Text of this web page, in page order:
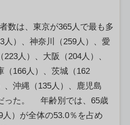
数は、東京が365人で最も多
人）、神奈川（259人）、愛
人）、大阪（204人）、
（166人）、茨城（162
、沖縄（135人）、鹿児島
った。 年齢別では、65歳
人）が全体の53.0％を占め